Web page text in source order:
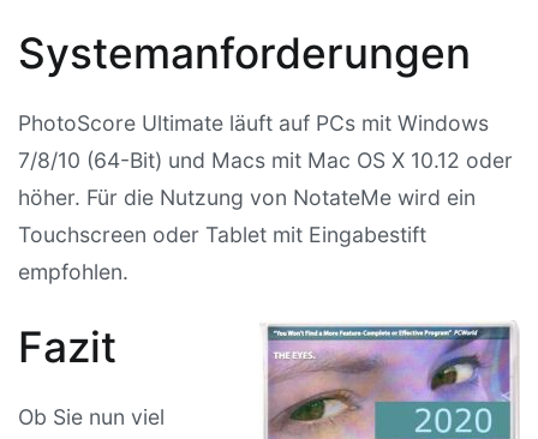
Systemanforderungen
PhotoScore Ultimate läuft auf PCs mit Windows
7/8/10 (64-Bit) und Macs mit Mac OS X 10.12 oder
höher. Für die Nutzung von NotateMe wird ein
Touchscreen oder Tablet mit Eingabestift
empfohlen.
Fazit
Ob Sie nun viel